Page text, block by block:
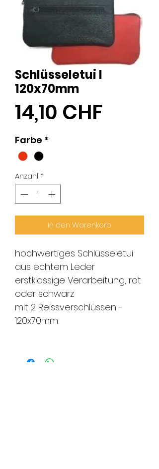
Schlüsseletui I
120x70mm
14,10 CHF
Farbe *
Anzahl *
In den Warenkorb
hochwertiges Schlüsseletui
aus echtem Leder
erstklassige Verarbeitung, rot
oder schwarz
mit 2 Reissverschlüssen -
120x70mm